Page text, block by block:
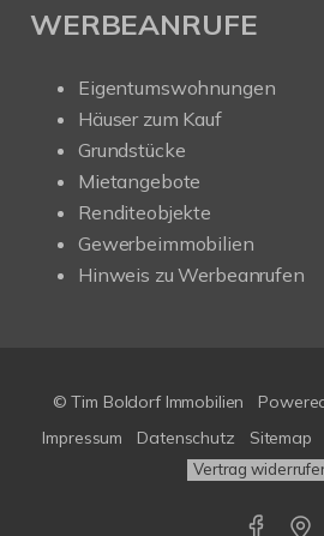
WERBEANRUFE
Eigentumswohnungen
Häuser zum Kauf
Grundstücke
Mietangebote
Renditeobjekte
Gewerbeimmobilien
Hinweis zu Werbeanrufen
© Tim Boldorf Immobilien
Impressum
Datenschutz Sitemap
Vertrag